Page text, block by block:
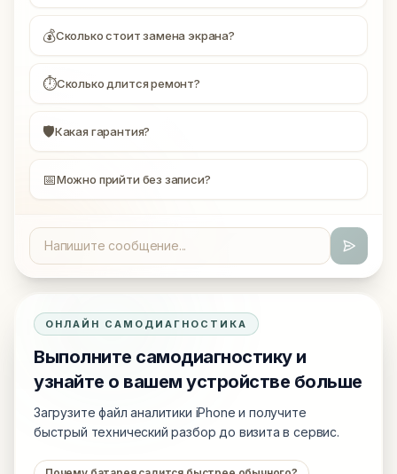
💰Сколько стоит замена экрана?
⏱Сколько длится ремонт?
🛡Какая гарантия?
📅Можно прийти без записи?
ОНЛАЙН САМОДИАГНОСТИКА
Выполните самодиагностику и
узнайте о вашем устройстве больше
Загрузите файл аналитики iPhone и получите
быстрый технический разбор до визита в сервис.